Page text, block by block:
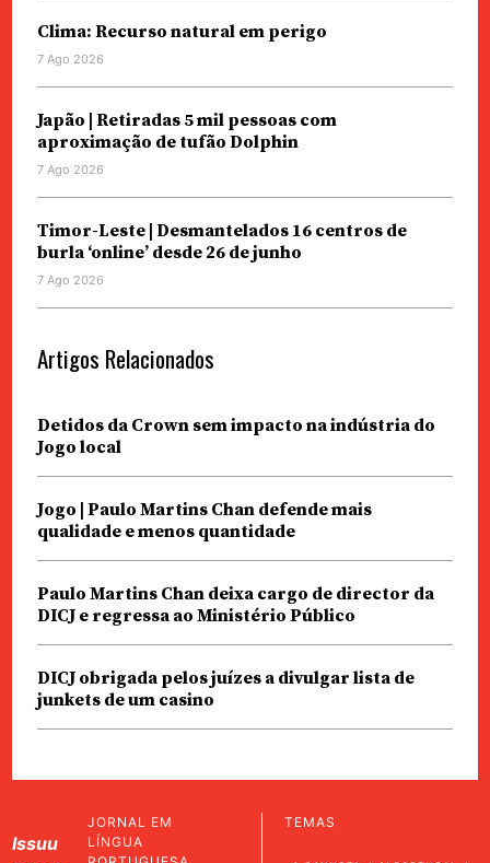
Clima: Recurso natural em perigo
7 Ago 2026
Japão | Retiradas 5 mil pessoas com
aproximação de tufão Dolphin
7 Ago 2026
Timor-Leste | Desmantelados 16 centros de
burla ‘online’ desde 26 de junho
7 Ago 2026
Artigos Relacionados
Detidos da Crown sem impacto na indústria do
Jogo local
Jogo | Paulo Martins Chan defende mais
qualidade e menos quantidade
Paulo Martins Chan deixa cargo de director da
DICJ e regressa ao Ministério Público
DICJ obrigada pelos juízes a divulgar lista de
junkets de um casino
Issuu
JORNAL EM
LÍNGUA
TEMAS